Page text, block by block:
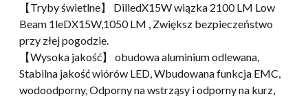
【Tryby świetlne】 DilledX15W wiązka 2100 LM Low
Beam 1leDX15W,1050 LM , Zwiększ bezpieczeństwo
przy złej pogodzie.
【Wysoka jakość】 obudowa aluminium odlewana,
Stabilna jakość wiórów LED, Wbudowana funkcja EMC,
wodoodporny, Odporny na wstrząsy i odporny na kurz,